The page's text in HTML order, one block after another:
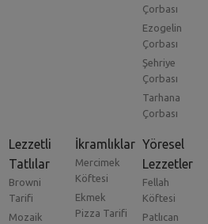
Çorbası
Ezogelin
Çorbası
Şehriye
Çorbası
Tarhana
Çorbası
Lezzetli
Tatlılar
Browni
Tarifi
Mozaik
İkramlıklar
Mercimek
Köftesi
Ekmek
Pizza Tarifi
Yöresel
Lezzetler
Fellah
Köftesi
Patlıcan